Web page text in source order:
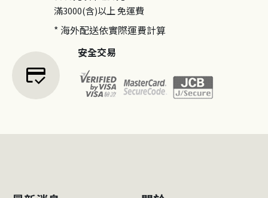
滿3000(含)以上免運費
* 海外配送依實際運費計算
credit_score
安全交易